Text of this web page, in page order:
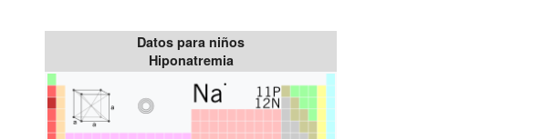
Datos para niños
Hiponatremia